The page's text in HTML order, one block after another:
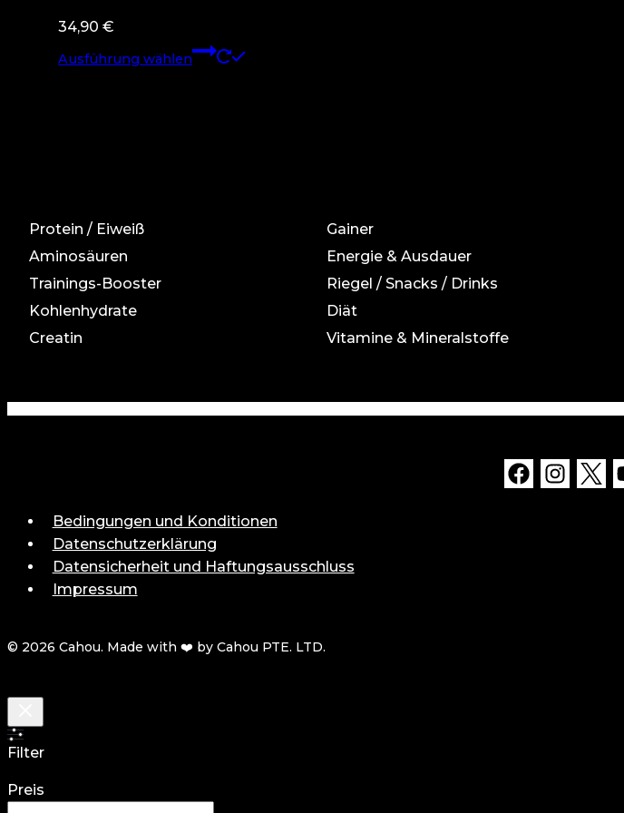
34,90 €
Ausführung wählen
Dieses
Protein / Eiweiß
Aminosäuren
Trainings-Booster
Kohlenhydrate
Creatin
Gainer
Energie & Ausdauer
Riegel / Snacks / Drinks
Diät
Vitamine & Mineralstoffe
Bedingungen und Konditionen
Datenschutzerklärung
Datensicherheit und Haftungsausschluss
Impressum
© 2026 Cahou. Made with ❤️ by Cahou PTE. LTD.
Filter
Preis